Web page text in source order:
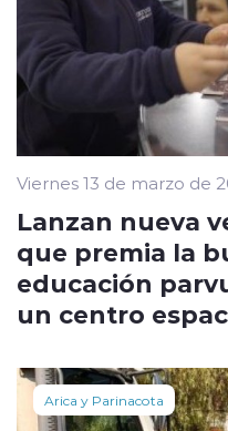
Viernes 13 de marzo de
Lanzan nueva
que premia la
educación
un centro
Arica y Parinacota